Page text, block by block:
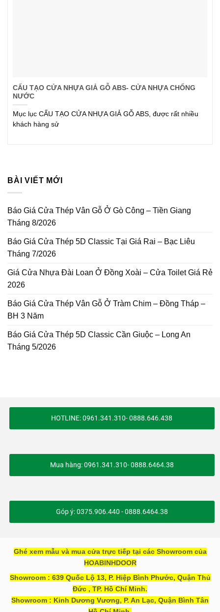
CẤU TẠO CỬA NHỰA GIẢ GỖ ABS- CỬA NHỰA CHỐNG
NƯỚC
Mục lục CẤU TẠO CỬA NHỰA GIẢ GỖ ABS, được rất nhiều
khách hàng sử
BÀI VIẾT MỚI
Báo Giá Cửa Thép Vân Gỗ Ở Gò Công – Tiền Giang
Tháng 8/2026
Báo Giá Cửa Thép 5D Classic Tại Giá Rai – Bạc Liêu
Tháng 7/2026
Giá Cửa Nhựa Đài Loan Ở Đồng Xoài – Cửa Toilet Giá Rẻ
2026
Báo Giá Cửa Thép Vân Gỗ Ở Tràm Chim – Đồng Tháp –
BH 3 Năm
Báo Giá Cửa Thép 5D Classic Cần Giuộc – Long An
Tháng 5/2026
HOTLINE: 0961.341.310- 0888.646.438
Mua hàng: 0961.341.310- 0888.6464.38
Góp ý: 0375.906.440 - 0888.6464.38
Ghé xem mẫu và mua cửa trực tiếp tại các Showroom của
HOABINHDOOR
Showroom : 639 Quốc Lộ 13, P. Hiệp Bình Phước, Quận Thủ
Đức , TP. Hồ Chí Minh.
Showroom : Kinh Dương Vương, P. An Lạc, Quận Bình Tân